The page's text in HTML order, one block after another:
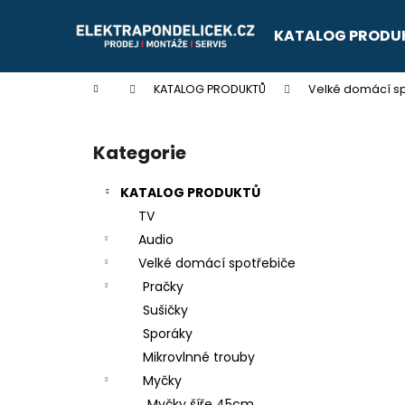
KATALOG
Domů KATALOG PRODUKTŮ Velké domácí
Přeskočit
kategorie
Kategorie
KATALOG PRODUKTŮ
TV
Audio
Velké domácí spotřebiče
Pračky
Sušičky
Sporáky
Mikrovlnné trouby
Myčky
í
do
do